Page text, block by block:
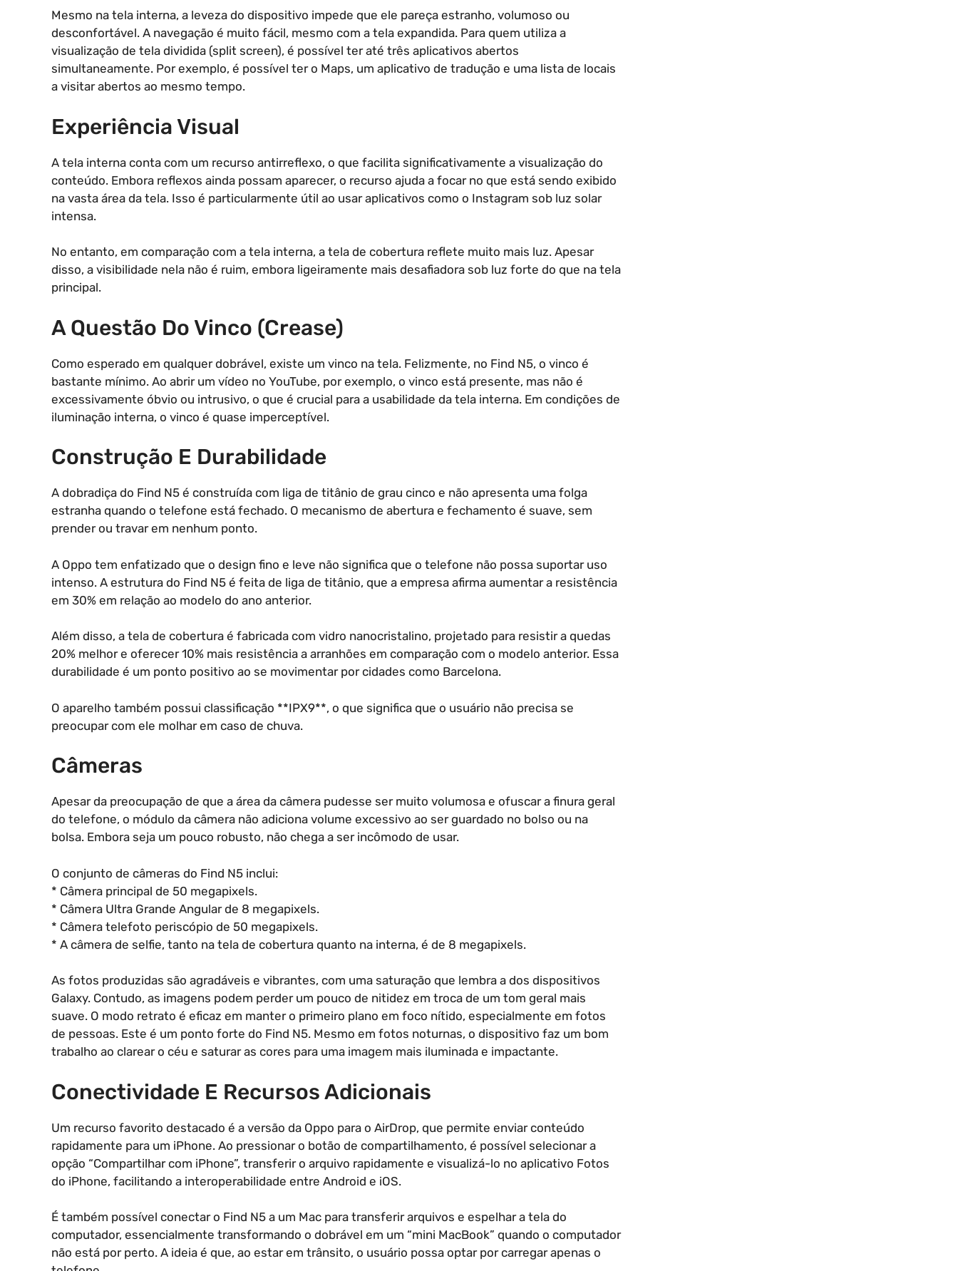
Mesmo na tela interna, a leveza do dispositivo impede que ele pareça estranho, volumoso ou
desconfortável. A navegação é muito fácil, mesmo com a tela expandida. Para quem utiliza a
visualização de tela dividida (split screen), é possível ter até três aplicativos abertos
simultaneamente. Por exemplo, é possível ter o Maps, um aplicativo de tradução e uma lista de locais
a visitar abertos ao mesmo tempo.
Experiência Visual
A tela interna conta com um recurso antirreflexo, o que facilita significativamente a visualização do
conteúdo. Embora reflexos ainda possam aparecer, o recurso ajuda a focar no que está sendo exibido
na vasta área da tela. Isso é particularmente útil ao usar aplicativos como o Instagram sob luz solar
intensa.
No entanto, em comparação com a tela interna, a tela de cobertura reflete muito mais luz. Apesar
disso, a visibilidade nela não é ruim, embora ligeiramente mais desafiadora sob luz forte do que na tela
principal.
A Questão Do Vinco (Crease)
Como esperado em qualquer dobrável, existe um vinco na tela. Felizmente, no Find N5, o vinco é
bastante mínimo. Ao abrir um vídeo no YouTube, por exemplo, o vinco está presente, mas não é
excessivamente óbvio ou intrusivo, o que é crucial para a usabilidade da tela interna. Em condições de
iluminação interna, o vinco é quase imperceptível.
Construção E Durabilidade
A dobradiça do Find N5 é construída com liga de titânio de grau cinco e não apresenta uma folga
estranha quando o telefone está fechado. O mecanismo de abertura e fechamento é suave, sem
prender ou travar em nenhum ponto.
A Oppo tem enfatizado que o design fino e leve não significa que o telefone não possa suportar uso
intenso. A estrutura do Find N5 é feita de liga de titânio, que a empresa afirma aumentar a resistência
em 30% em relação ao modelo do ano anterior.
Além disso, a tela de cobertura é fabricada com vidro nanocristalino, projetado para resistir a quedas
20% melhor e oferecer 10% mais resistência a arranhões em comparação com o modelo anterior. Essa
durabilidade é um ponto positivo ao se movimentar por cidades como Barcelona.
O aparelho também possui classificação **IPX9**, o que significa que o usuário não precisa se
preocupar com ele molhar em caso de chuva.
Câmeras
Apesar da preocupação de que a área da câmera pudesse ser muito volumosa e ofuscar a finura geral
do telefone, o módulo da câmera não adiciona volume excessivo ao ser guardado no bolso ou na
bolsa. Embora seja um pouco robusto, não chega a ser incômodo de usar.
O conjunto de câmeras do Find N5 inclui:
* Câmera principal de 50 megapixels.
* Câmera Ultra Grande Angular de 8 megapixels.
* Câmera telefoto periscópio de 50 megapixels.
* A câmera de selfie, tanto na tela de cobertura quanto na interna, é de 8 megapixels.
As fotos produzidas são agradáveis e vibrantes, com uma saturação que lembra a dos dispositivos
Galaxy. Contudo, as imagens podem perder um pouco de nitidez em troca de um tom geral mais
suave. O modo retrato é eficaz em manter o primeiro plano em foco nítido, especialmente em fotos
de pessoas. Este é um ponto forte do Find N5. Mesmo em fotos noturnas, o dispositivo faz um bom
trabalho ao clarear o céu e saturar as cores para uma imagem mais iluminada e impactante.
Conectividade E Recursos Adicionais
Um recurso favorito destacado é a versão da Oppo para o AirDrop, que permite enviar conteúdo
rapidamente para um iPhone. Ao pressionar o botão de compartilhamento, é possível selecionar a
opção “Compartilhar com iPhone”, transferir o arquivo rapidamente e visualizá-lo no aplicativo Fotos
do iPhone, facilitando a interoperabilidade entre Android e iOS.
É também possível conectar o Find N5 a um Mac para transferir arquivos e espelhar a tela do
computador, essencialmente transformando o dobrável em um “mini MacBook” quando o computador
não está por perto. A ideia é que, ao estar em trânsito, o usuário possa optar por carregar apenas o